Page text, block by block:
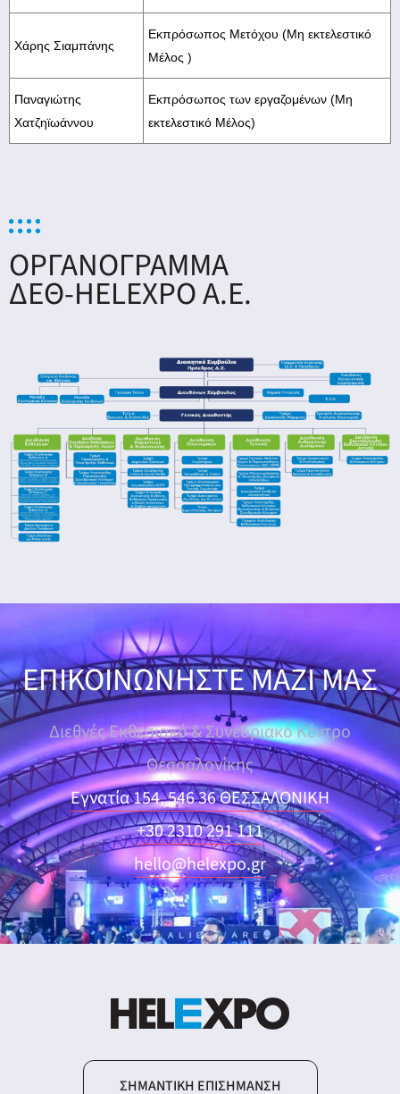
Χάρης Σιαμπάνης
Εκπρόσωπος Μετόχου (Μη εκτελεστικό
Μέλος )
Παναγιώτης
Χατζηϊωάννου
Εκπρόσωπος των εργαζομένων (Μη
εκτελεστικό Μέλος)
ΟΡΓΑΝΟΓΡΑΜΜΑ
ΔΕΘ-HELEXPO A.E.
ΕΠΙΚΟΙΝΩΝΗΣΤΕ ΜΑΖΙ ΜΑΣ
Διεθνές Εκθεσιακό & Συνεδριακό Κέντρο
Θεσσαλονίκης
Εγνατία 154, 546 36 ΘΕΣΣΑΛΟΝΙΚΗ
+30 2310 291 111
hello@helexpo.gr
ΣΗΜΑΝΤΙΚΉ ΕΠΙΣΉΜΑΝΣΗ